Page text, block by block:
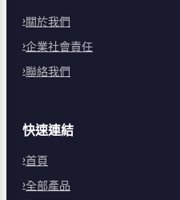
關於我們
企業社會責任
聯絡我們
快速連結
首頁
全部產品